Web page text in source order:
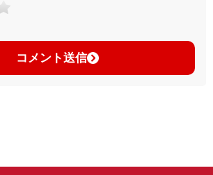
コメント送信